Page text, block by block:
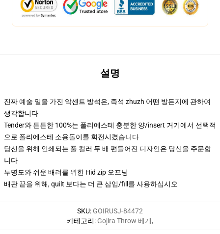
설명
진짜 예술 일을 가진 악센트 방석은, 즉석 zhuzh 어떤 방든지에 관하여
생각합니다
Tender와 튼튼한 100%는 폴리에스테 충분한 양/insert 거기에서 선택적
으로 폴리에스테 소용돌이를 회전시켰습니다
당신을 위해 인쇄되는 풀 컬러 두 배 편들어진 디자인은 당신을 주문합
니다
투명도와 쉬운 배려를 위한 Hid zip 오프닝
배관 끝을 위해, quilt 보다는 더 큰 삽입/fill를 사용하십시오
SKU: GOIRUSJ-84472
카테고리: Gojira Throw 베개,